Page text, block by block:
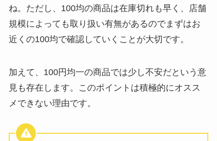
ね。ただし、100均の商品は在庫切れも早く、店舗
規模によっても取り扱い有無があるのでまずはお
近くの100均で確認していくことが大切です。
加えて、100円均一の商品では少し不安だという意
見も存在します。このポイントは積極的にオスス
メできない理由です。